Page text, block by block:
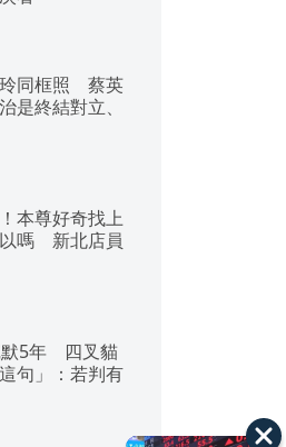
同框照 蔡英
是終結對立、
本尊好奇找上
嗎 新北店員
默5年 四叉貓
句」：若判有